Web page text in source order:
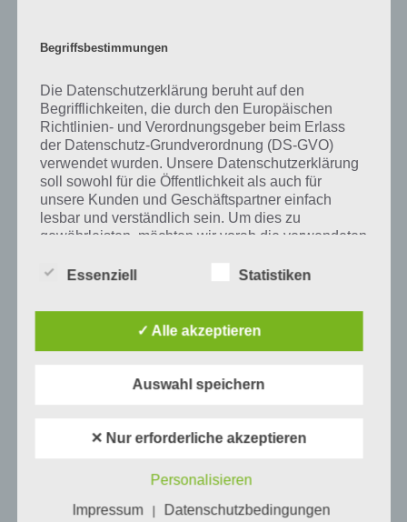
Tweet auf Twitter
Mehr Artikel hier auf Touchportal
Begriffsbestimmungen
Die Datenschutzerklärung beruht auf den
Begrifflichkeiten, die durch den Europäischen
Richtlinien- und Verordnungsgeber beim Erlass
der Datenschutz-Grundverordnung (DS-GVO)
verwendet wurden. Unsere Datenschutzerklärung
soll sowohl für die Öffentlichkeit als auch für
unsere Kunden und Geschäftspartner einfach
lesbar und verständlich sein. Um dies zu
gewährleisten, möchten wir vorab die verwendeten
unter anderem die folgenden Begriffe:
Informationen, die sich auf eine identifizierte
Folgenden „betroffene Person") beziehen.
Als identifizierbar wird eine natürliche
Person angesehen, die direkt oder indirekt,
Essenziell Statistiken
✓ Alle akzeptieren
Auswahl speichern
✕ Nur erforderliche akzeptieren
Personalisieren
Impressum
Datenschutzbedingungen